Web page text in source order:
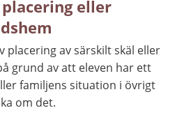
eller
placering av särskilt skäl eller
grund av att eleven har ett
familjens situation i övrigt
om det.